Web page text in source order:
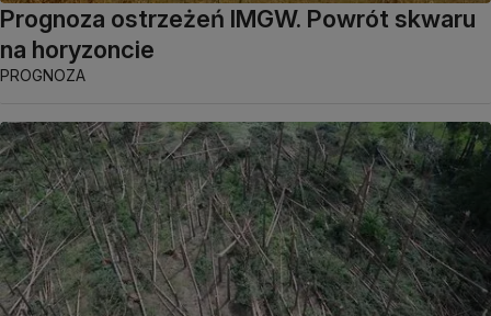
Prognoza ostrzeżeń IMGW. Powrót skwaru
na horyzoncie
PROGNOZA